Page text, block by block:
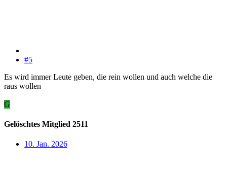
#5
Es wird immer Leute geben, die rein wollen und auch welche die
raus wollen
G
Gelöschtes Mitglied 2511
10. Jan. 2026